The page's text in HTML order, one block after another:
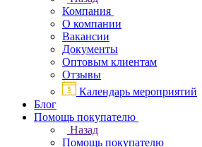
Компания
О компании
Вакансии
Документы
Оптовым клиентам
Отзывы
Календарь мероприятий
Блог
Помощь покупателю
Назад
Помощь покупателю